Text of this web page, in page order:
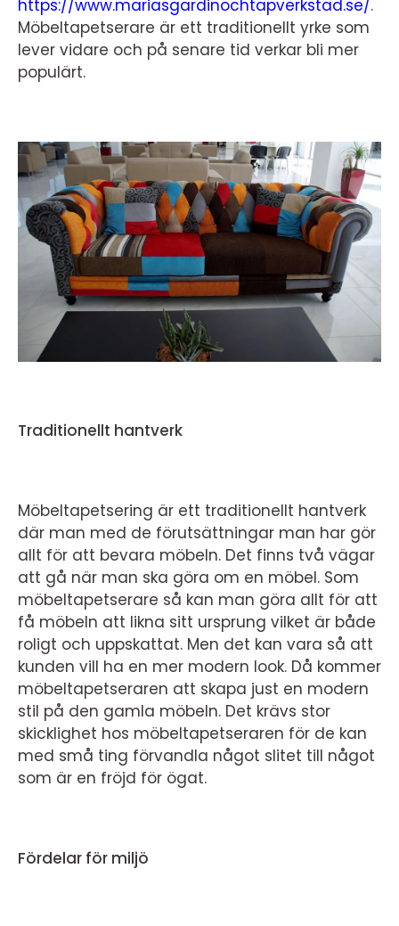
https://www.mariasgardinochtapverkstad.se/.
Möbeltapetserare är ett traditionellt yrke som
lever vidare och på senare tid verkar bli mer
populärt.
Traditionellt hantverk
Möbeltapetsering är ett traditionellt hantverk
där man med de förutsättningar man har gör
allt för att bevara möbeln. Det finns två vägar
att gå när man ska göra om en möbel. Som
möbeltapetserare så kan man göra allt för att
få möbeln att likna sitt ursprung vilket är både
roligt och uppskattat. Men det kan vara så att
kunden vill ha en mer modern look. Då kommer
möbeltapetseraren att skapa just en modern
stil på den gamla möbeln. Det krävs stor
skicklighet hos möbeltapetseraren för de kan
med små ting förvandla något slitet till något
som är en fröjd för ögat.
Fördelar för miljö